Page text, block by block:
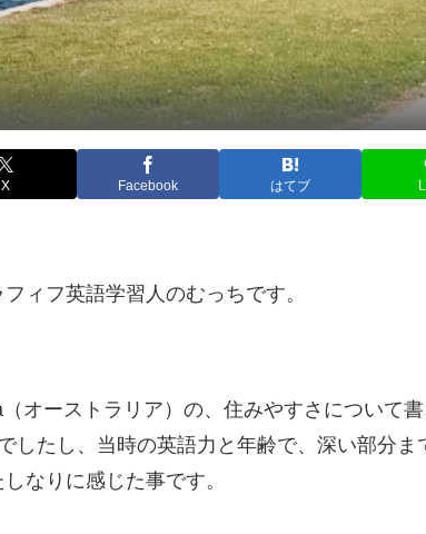
X Facebook はてブ
ィフ英語学習人のむっちです。
オーストラリア）の、住みやすさについて書
したし、当時の英語力と年齢で、深い部分ま
なりに感じた事です。